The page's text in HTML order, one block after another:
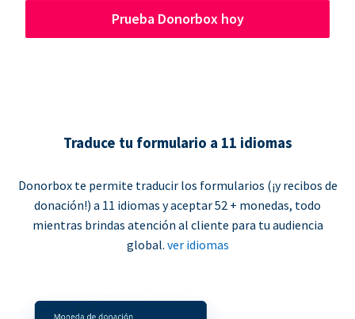
Prueba Donorbox hoy
Traduce tu formulario a 11 idiomas
Donorbox te permite traducir los formularios (¡y recibos de
donación!) a 11 idiomas y aceptar 52 + monedas, todo
mientras brindas atención al cliente para tu audiencia
global. ver idiomas